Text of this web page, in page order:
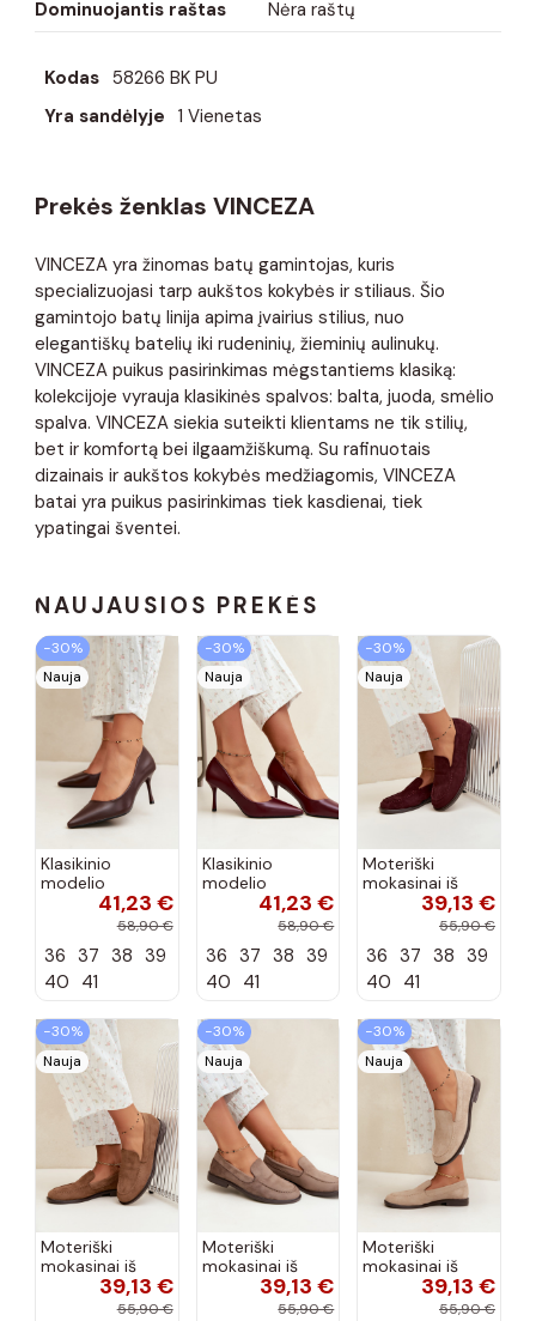
Dominuojantis raštas Nėra raštų
Kodas 58266 BK PU
Yra sandėlyje 1 Vienetas
Prekės ženklas VINCEZA
VINCEZA yra žinomas batų gamintojas, kuris
specializuojasi tarp aukštos kokybės ir stiliaus. Šio
gamintojo batų linija apima įvairius stilius, nuo
elegantiškų batelių iki rudeninių, žieminių aulinukų.
VINCEZA puikus pasirinkimas mėgstantiems klasiką:
kolekcijoje vyrauja klasikinės spalvos: balta, juoda, smėlio
spalva. VINCEZA siekia suteikti klientams ne tik stilių,
bet ir komfortą bei ilgaamžiškumą. Su rafinuotais
dizainais ir aukštos kokybės medžiagomis, VINCEZA
batai yra puikus pasirinkimas tiek kasdienai, tiek
ypatingai šventei.
NAUJAUSIOS PREKĖS
−30%
Nauja
Klasikinio
modelio
aukštakulniai
šokolado
spalvos Nesha
41,23 €
58,90 €
36 37 38 39
40 41
−30%
Nauja
Klasikinio
modelio
aukštakulniai
bordo spalvos
Nesha
41,23 €
58,90 €
36 37 38 39
40 41
−30%
Nauja
Moteriški
mokasinai iš
dirbtinės
zomšos, bordo
39,13 €
55,90 €
36 37 38 39
40 41
−30%
Nauja
Moteriški
mokasinai iš
dirbtinės
zomšos, rudos
39,13 €
55,90 €
−30%
Nauja
Moteriški
mokasinai iš
dirbtinės
zomšos, molio
39,13 €
55,90 €
−30%
Nauja
Moteriški
mokasinai iš
dirbtinės
zomšos, smėlio
39,13 €
55,90 €